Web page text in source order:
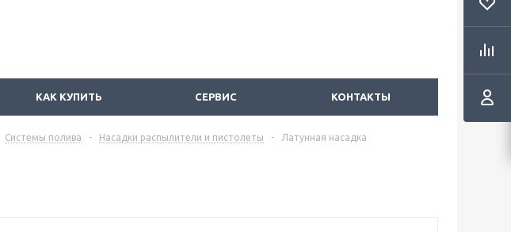
КАК КУПИТЬ СЕРВИС КОНТАКТЫ
Системы полива - Насадки распылители и пистолеты - Латунная насадка